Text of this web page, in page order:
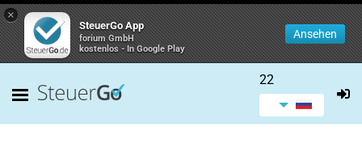
×
SteuerGo App
forium GmbH
kostenlos - In Google Play
Ansehen
22